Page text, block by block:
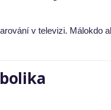
v televizi. Málokdo